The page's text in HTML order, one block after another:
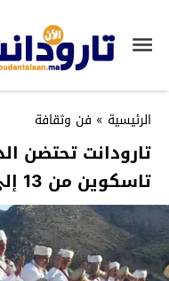
الرئيسية » فن وثقافة
تارودانت تحتضن
تاسكوين من 13 إلى 15 دجنبر الجاري